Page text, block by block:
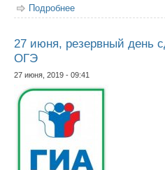
Подробнее
27 июня, резервный день
ОГЭ
27 июня, 2019 - 09:41